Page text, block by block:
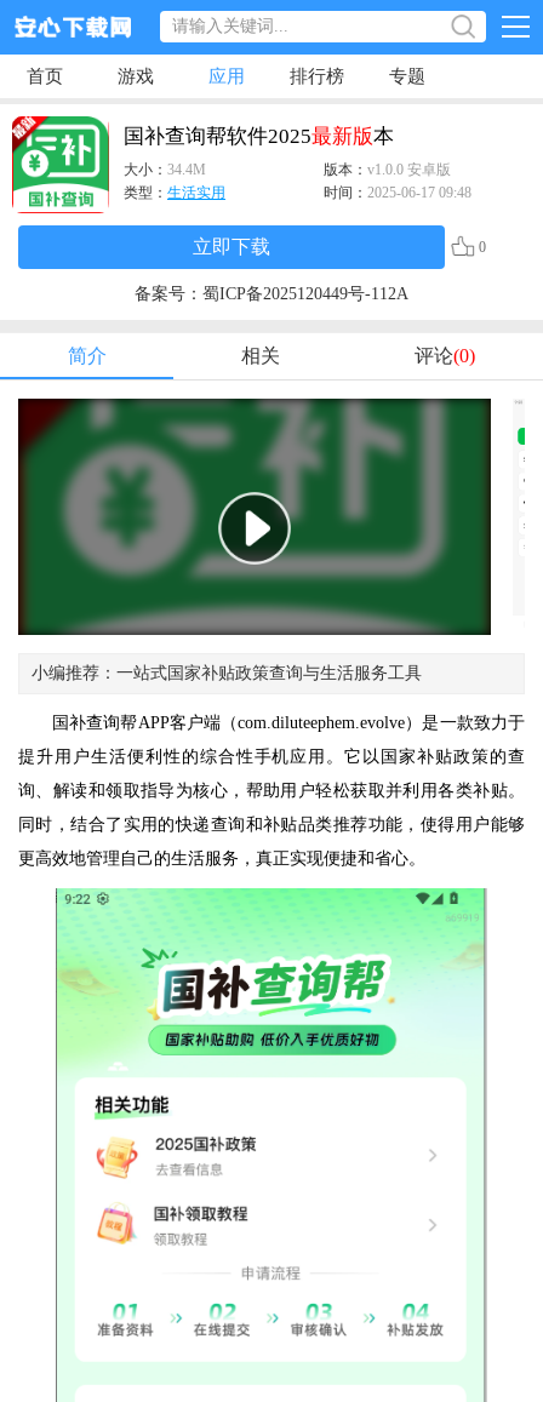
首页 游戏 应用 排行榜 专题
国补查询帮软件2025最新版本
大小： 34.4M 版本： v1.0.0 安卓版
类型： 生活实用 时间： 2025-06-17 09:48
立即下载 0
备案号： 蜀ICP备2025120449号-112A
简介 相关 评论(0)
小编推荐：一站式国家补贴政策查询与生活服务工具
国补查询帮APP客户端（com.diluteephem.evolve）是一款致力于
提升用户生活便利性的综合性手机应用。它以国家补贴政策的查
询、解读和领取指导为核心，帮助用户轻松获取并利用各类补贴。
同时，结合了实用的快递查询和补贴品类推荐功能，使得用户能够
更高效地管理自己的生活服务，真正实现便捷和省心。